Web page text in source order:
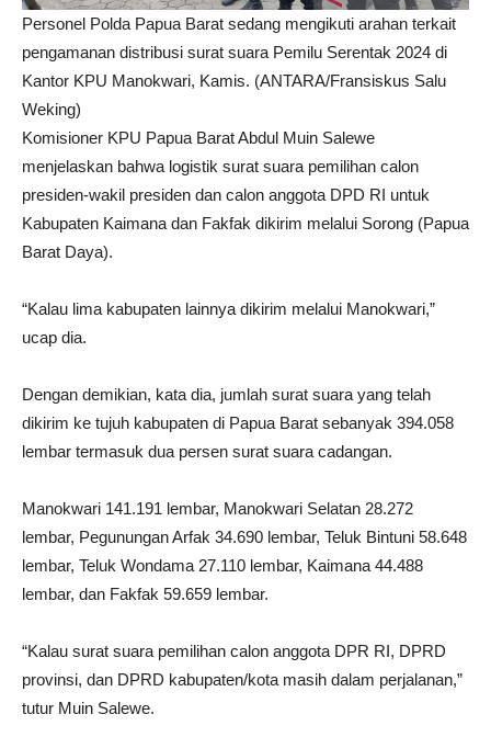
Personel Polda Papua Barat sedang mengikuti arahan terkait
pengamanan distribusi surat suara Pemilu Serentak 2024 di
Kantor KPU Manokwari, Kamis. (ANTARA/Fransiskus Salu
Weking)
Komisioner KPU Papua Barat Abdul Muin Salewe
menjelaskan bahwa logistik surat suara pemilihan calon
presiden-wakil presiden dan calon anggota DPD RI untuk
Kabupaten Kaimana dan Fakfak dikirim melalui Sorong (Papua
Barat Daya).
“Kalau lima kabupaten lainnya dikirim melalui Manokwari,”
ucap dia.
Dengan demikian, kata dia, jumlah surat suara yang telah
dikirim ke tujuh kabupaten di Papua Barat sebanyak 394.058
lembar termasuk dua persen surat suara cadangan.
Manokwari 141.191 lembar, Manokwari Selatan 28.272
lembar, Pegunungan Arfak 34.690 lembar, Teluk Bintuni 58.648
lembar, Teluk Wondama 27.110 lembar, Kaimana 44.488
lembar, dan Fakfak 59.659 lembar.
“Kalau surat suara pemilihan calon anggota DPR RI, DPRD
provinsi, dan DPRD kabupaten/kota masih dalam perjalanan,”
tutur Muin Salewe.